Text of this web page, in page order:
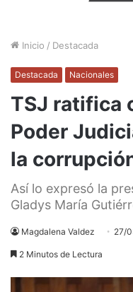
Inicio / Destacada
Destacada Nacionales
TSJ ratifica
Poder
la
Así lo expresó la
Gladys María
Magdalena Valdez 27/
2 Minutos de Lectura